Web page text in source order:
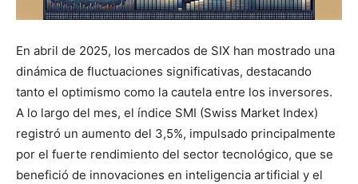
En abril de 2025, los mercados de SIX han mostrado una
dinámica de fluctuaciones significativas, destacando
tanto el optimismo como la cautela entre los inversores.
A lo largo del mes, el índice SMI (Swiss Market Index)
registró un aumento del 3,5%, impulsado principalmente
por el fuerte rendimiento del sector tecnológico, que se
benefició de innovaciones en inteligencia artificial y el